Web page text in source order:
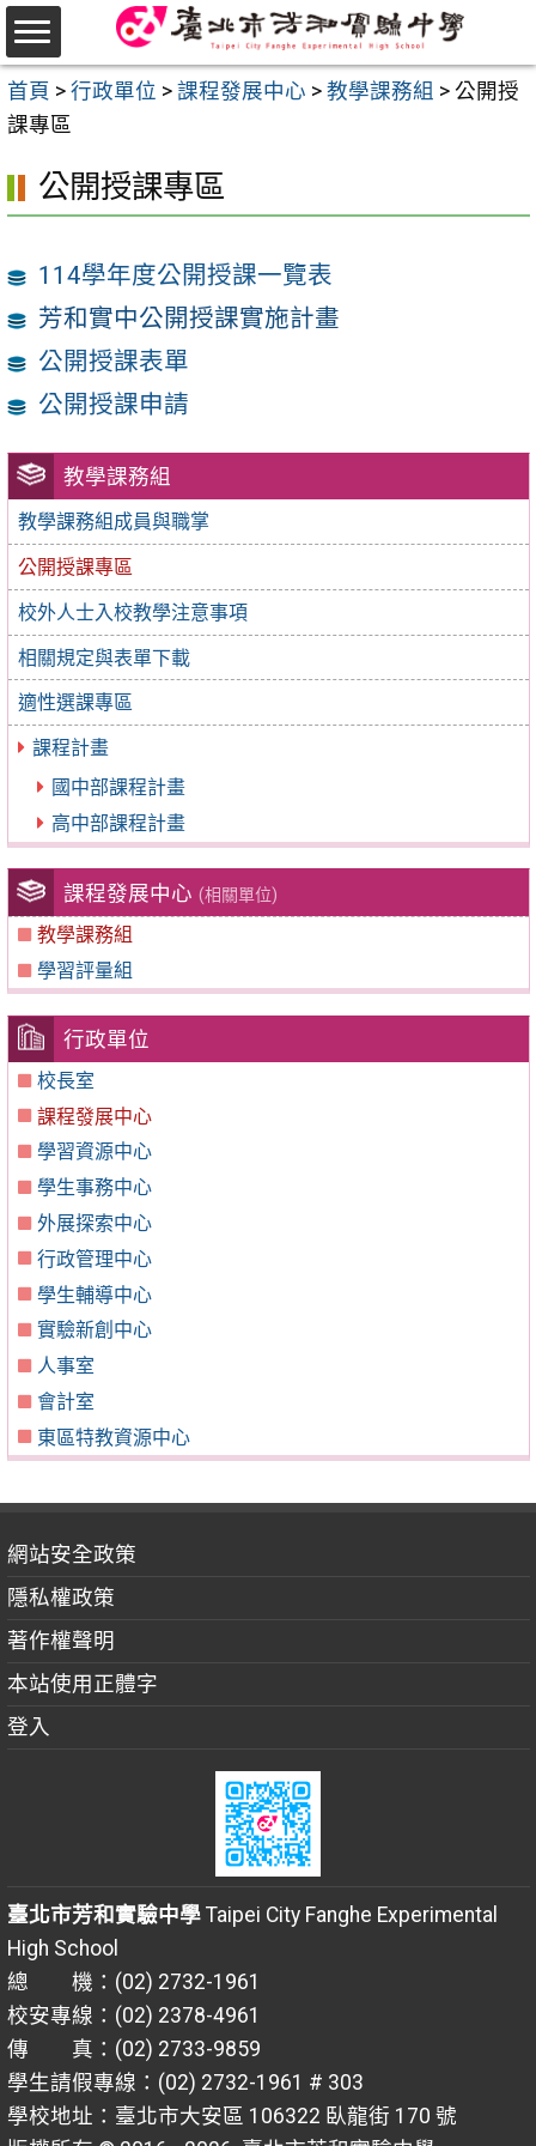
跳
至
主
要
區
首頁 > 行政單位 > 課程發展中心 > 教學課務組 > 公開授
課專區
教學課務組
教學課務組成員與職掌
公開授課專區
校外人士入校教學注意事項
相關規定與表單下載
適性選課專區
課程計畫
國中部課程計畫
高中部課程計畫
課程發展中心 (相關單位)
教學課務組
學習評量組
行政單位
校長室
課程發展中心
學習資源中心
學生事務中心
外展探索中心
行政管理中心
學生輔導中心
實驗新創中心
人事室
會計室
東區特教資源中心
公開授課專區
114學年度公開授課一覽表
芳和實中公開授課實施計畫
公開授課表單
公開授課申請
網站安全政策
隱私權政策
著作權聲明
本站使用正體字
登入
臺北市芳和實驗中學Taipei City Fanghe Experimental
High School
總 機：(02) 2732-1961
校安專線：(02) 2378-4961
傳 真：(02) 2733-9859
學生請假專線：(02) 2732-1961 # 303
學校地址：臺北市大安區 106322 臥龍街 170 號
選
單